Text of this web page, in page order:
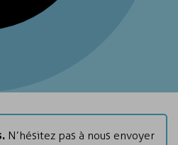
N’hésitez pas à nous envoyer